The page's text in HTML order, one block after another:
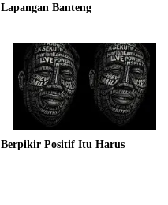
Lapangan Banteng
Berpikir Positif Itu Harus